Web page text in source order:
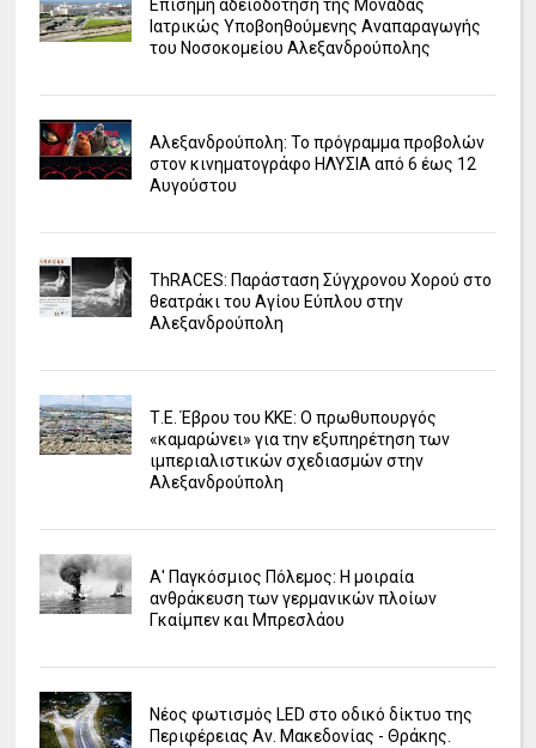
Επίσημη αδειοδότηση της Μονάδας
Ιατρικώς Υποβοηθούμενης Αναπαραγωγής
του Νοσοκομείου Αλεξανδρούπολης
Αλεξανδρούπολη: Το πρόγραμμα προβολών
στον κινηματογράφο ΗΛΥΣΙΑ από 6 έως 12
Αυγούστου
ΤhRACES: Παράσταση Σύγχρονου Χορού στο
θεατράκι του Αγίου Εύπλου στην
Αλεξανδρούπολη
Τ.Ε. Έβρου του ΚΚΕ: Ο πρωθυπουργός
«καμαρώνει» για την εξυπηρέτηση των
ιμπεριαλιστικών σχεδιασμών στην
Αλεξανδρούπολη
Α' Παγκόσμιος Πόλεμος: Η μοιραία
ανθράκευση των γερμανικών πλοίων
Γκαίμπεν και Μπρεσλάου
Νέος φωτισμός LED στο οδικό δίκτυο της
Περιφέρειας Αν. Μακεδονίας - Θράκης.